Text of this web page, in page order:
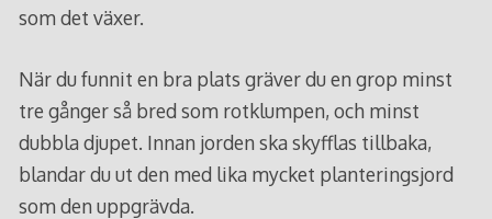
som det växer.
När du funnit en bra plats gräver du en grop minst
tre gånger så bred som rotklumpen, och minst
dubbla djupet. Innan jorden ska skyfflas tillbaka,
blandar du ut den med lika mycket planteringsjord
som den uppgrävda.